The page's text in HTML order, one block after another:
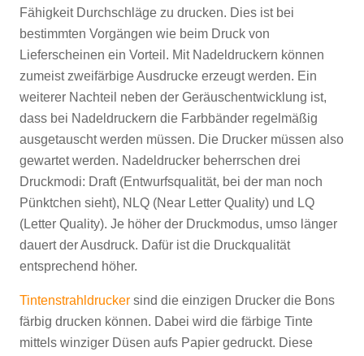
Fähigkeit Durchschläge zu drucken. Dies ist bei
bestimmten Vorgängen wie beim Druck von
Lieferscheinen ein Vorteil. Mit Nadeldruckern können
zumeist zweifärbige Ausdrucke erzeugt werden. Ein
weiterer Nachteil neben der Geräuschentwicklung ist,
dass bei Nadeldruckern die Farbbänder regelmäßig
ausgetauscht werden müssen. Die Drucker müssen also
gewartet werden. Nadeldrucker beherrschen drei
Druckmodi: Draft (Entwurfsqualität, bei der man noch
Pünktchen sieht), NLQ (Near Letter Quality) und LQ
(Letter Quality). Je höher der Druckmodus, umso länger
dauert der Ausdruck. Dafür ist die Druckqualität
entsprechend höher.
Tintenstrahldrucker sind die einzigen Drucker die Bons
färbig drucken können. Dabei wird die färbige Tinte
mittels winziger Düsen aufs Papier gedruckt. Diese